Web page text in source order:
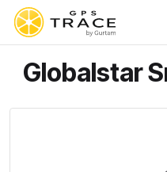
Globalstar